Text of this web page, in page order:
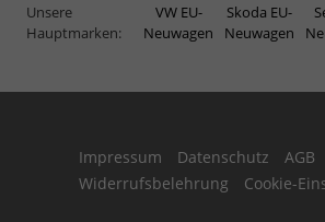
Unsere
Hauptmarken:
VW EU-
Neuwagen
Skoda EU-
Neuwagen
Impressum Datenschutz
AGB
Widerrufsbelehrung
Cookie-